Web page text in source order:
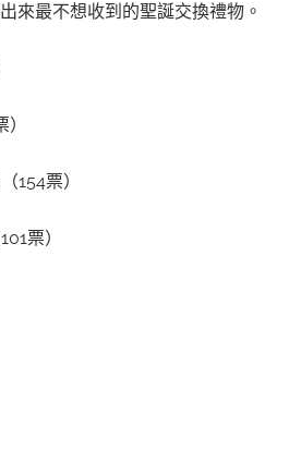
來最不想收到的聖誕交換禮物。
154票）
票）